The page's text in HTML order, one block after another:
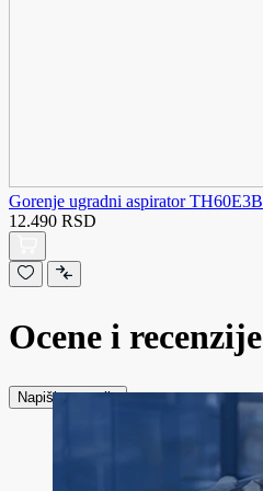
Gorenje ugradni aspirator TH60E3B
12.490 RSD
Ocene i recenzije
Napiši recenziju